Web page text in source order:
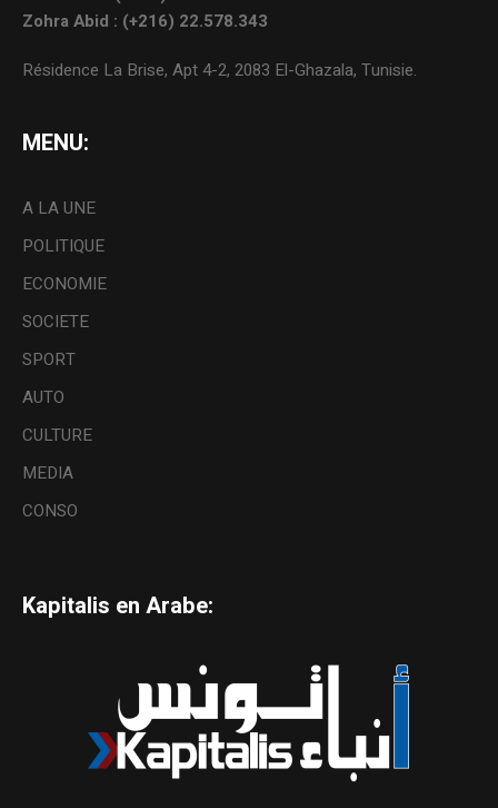
Zohra Abid : (+216) 22.578.343
Résidence La Brise, Apt 4-2, 2083 El-Ghazala, Tunisie.
MENU:
A LA UNE
POLITIQUE
ECONOMIE
SOCIETE
SPORT
AUTO
CULTURE
MEDIA
CONSO
Kapitalis en Arabe: